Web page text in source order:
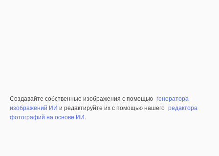
Создавайте собственные изображения с помощью генератора
изображений ИИ и редактируйте их с помощью нашего редактора
фотографий на основе ИИ.